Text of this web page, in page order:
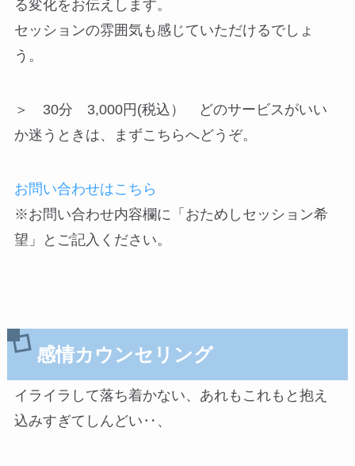
る変化をお伝えします。
セッションの雰囲気も感じていただけるでしょ
う。
＞ 30分 3,000円(税込） どのサービスがいい
か迷うときは、まずこちらへどうぞ。
お問い合わせはこちら
※お問い合わせ内容欄に「おためしセッション希
望」とご記入ください。
感情カウンセリング
イライラして落ち着かない、あれもこれもと抱え
込みすぎてしんどい‥、